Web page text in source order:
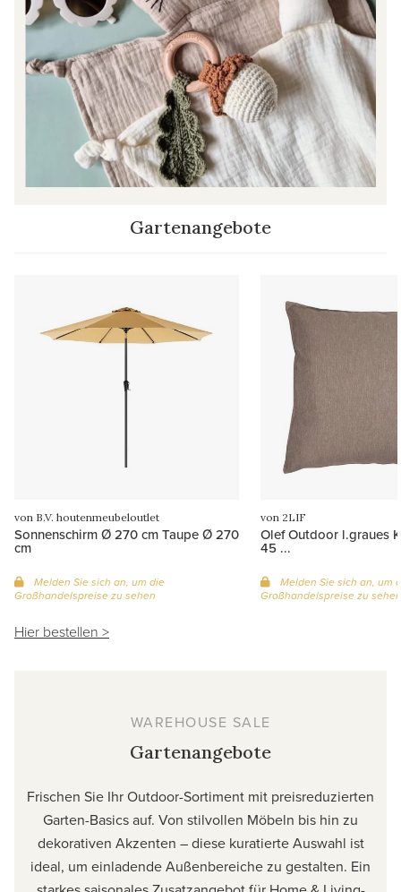
Gartenangebote
von B.V. houtenmeubeloutlet
Sonnenschirm Ø 270 cm Taupe Ø 270
cm
Melden Sie sich an, um die
Großhandelspreise zu sehen
von 2LIF
Olef Outdoor l.graues
45 ...
Melden Sie sich an, um
Großhandelspreise zu sehen
Hier bestellen >
WAREHOUSE SALE
Gartenangebote
Frischen Sie Ihr Outdoor-Sortiment mit preisreduzierten
Garten-Basics auf. Von stilvollen Möbeln bis hin zu
dekorativen Akzenten – diese kuratierte Auswahl ist
ideal, um einladende Außenbereiche zu gestalten. Ein